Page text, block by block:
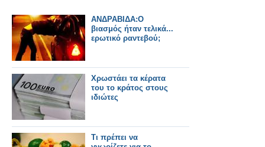
ΑΝΔΡΑΒΙΔΑ:O
βιασμός ήταν τελικά...
ερωτικό ραντεβού;
Χρωστάει τα κέρατα
του το κράτος στους
ιδιώτες
Τι πρέπει να